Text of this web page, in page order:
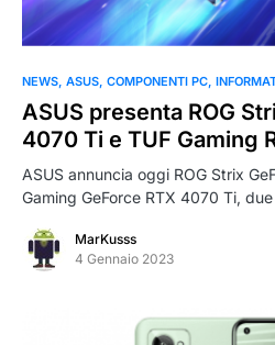
NEWS ASUS COMPONENTI PC
ASUS presenta ROG
4070 Ti e TUF Gaming
ASUS annuncia oggi ROG Strix
Gaming GeForce RTX 4070 Ti,
MarKusss
4 Gennaio 2023